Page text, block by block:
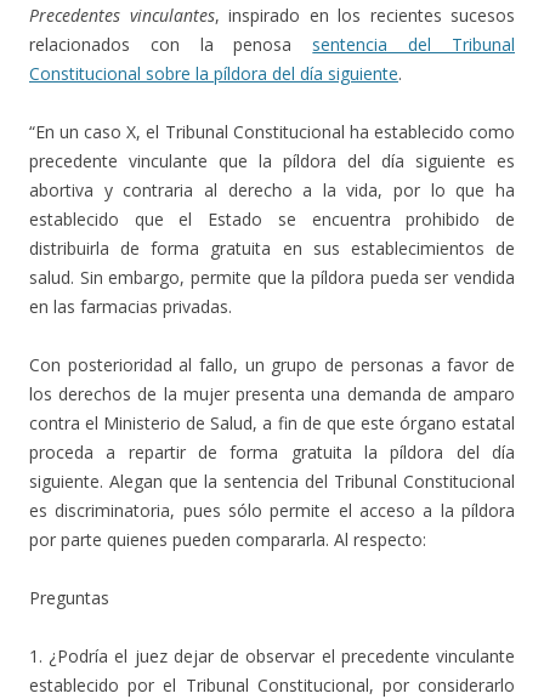
Precedentes vinculantes, inspirado en los recientes sucesos
relacionados con la penosa sentencia del Tribunal
Constitucional sobre la píldora del día siguiente.
“En un caso X, el Tribunal Constitucional ha establecido como
precedente vinculante que la píldora del día siguiente es
abortiva y contraria al derecho a la vida, por lo que ha
establecido que el Estado se encuentra prohibido de
distribuirla de forma gratuita en sus establecimientos de
salud. Sin embargo, permite que la píldora pueda ser vendida
en las farmacias privadas.
Con posterioridad al fallo, un grupo de personas a favor de
los derechos de la mujer presenta una demanda de amparo
contra el Ministerio de Salud, a fin de que este órgano estatal
proceda a repartir de forma gratuita la píldora del día
siguiente. Alegan que la sentencia del Tribunal Constitucional
es discriminatoria, pues sólo permite el acceso a la píldora
por parte quienes pueden compararla. Al respecto:
Preguntas
1. ¿Podría el juez dejar de observar el precedente vinculante
establecido por el Tribunal Constitucional, por considerarlo